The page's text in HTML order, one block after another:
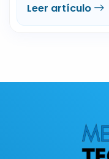
Leer artículo